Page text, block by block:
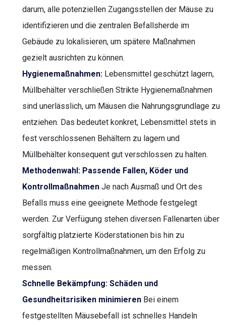
darum, alle potenziellen Zugangsstellen der Mäuse zu
identifizieren und die zentralen Befallsherde im
Gebäude zu lokalisieren, um spätere Maßnahmen
gezielt ausrichten zu können.
Hygienemaßnahmen: Lebensmittel geschützt lagern,
Müllbehälter verschließen Strikte Hygienemaßnahmen
sind unerlässlich, um Mäusen die Nahrungsgrundlage zu
entziehen. Das bedeutet konkret, Lebensmittel stets in
fest verschlossenen Behältern zu lagern und
Müllbehälter konsequent gut verschlossen zu halten.
Methodenwahl: Passende Fallen, Köder und
Kontrollmaßnahmen Je nach Ausmaß und Ort des
Befalls muss eine geeignete Methode festgelegt
werden. Zur Verfügung stehen diversen Fallenarten über
sorgfältig platzierte Köderstationen bis hin zu
regelmäßigen Kontrollmaßnahmen, um den Erfolg zu
messen.
Schnelle Bekämpfung: Schäden und
Gesundheitsrisiken minimieren Bei einem
festgestellten Mäusebefall ist schnelles Handeln